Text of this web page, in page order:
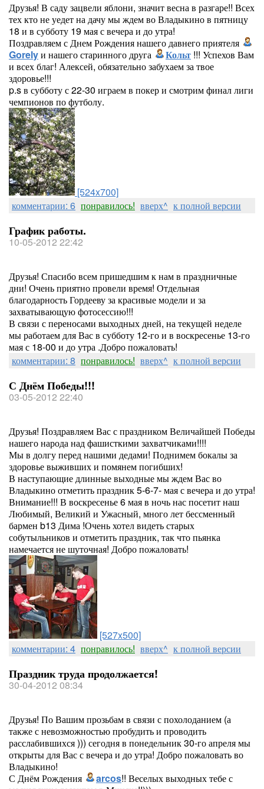
Друзья! В саду зацвели яблони, значит весна в разгаре!! Всех
тех кто не уедет на дачу мы ждем во Владыкино в пятницу
18 и в субботу 19 мая с вечера и до утра!
Поздравляем с Днем Рождения нашего давнего приятеля
Gorelyи нашего старинного друга Кольт !!! Успехов Вам
и всех благ! Алексей, обязательно забухаем за твое
здоровье!!!
p.s в субботу с 22-30 играем в покер и смотрим финал лиги
чемпионов по футболу.
[524x700]
комментарии: 6 понравилось! вверх^ к полной версии
График работы.
10-05-2012 22:42
Друзья! Спасибо всем пришедшим к нам в праздничные
дни! Очень приятно провели время! Отдельная
благодарность Гордееву за красивые модели и за
захватывающую фотосессию!!!
В связи с переносами выходных дней, на текущей неделе
мы работаем для Вас в субботу 12-го и в воскресенье 13-го
мая с 18-00 и до утра .Добро пожаловать!
комментарии: 8 понравилось! вверх^ к полной версии
С Днём Победы!!!
03-05-2012 22:40
Друзья! Поздравляем Вас с праздником Величайшей Победы
нашего народа над фашисткими захватчиками!!!!
Мы в долгу перед нашими дедами! Поднимем бокалы за
здоровье выживших и помянем погибших!
В наступающие длинные выходные мы ждем Вас во
Владыкино отметить праздник 5-6-7- мая с вечера и до утра!
Внимание!!! В воскресенье 6 мая в ночь нас посетит наш
Любимый, Великий и Ужасный, много лет бессменный
бармен b13 Дима !Очень хотел видеть старых
собутыльников и отметить праздник, так что пьянка
намечается не шуточная! Добро пожаловать!
[527x500]
комментарии: 4 понравилось! вверх^ к полной версии
Праздник труда продолжается!
30-04-2012 08:34
Друзья! По Вашим прозьбам в связи с похолоданием (а
также с невозможностью пробудить и проводить
расслабившихся ))) сегодня в понедельник 30-го апреля мы
открыты для Вас с вечера и до утра! Добро пожаловать во
Владыкино!
С Днём Рождения
arcos!! Веселых выходных тебе с